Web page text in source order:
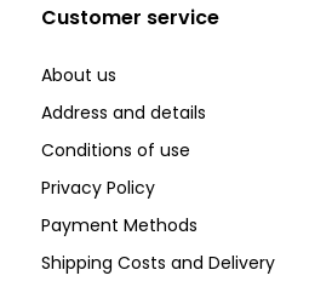
Customer service
About us
Address and details
Conditions of use
Privacy Policy
Payment Methods
Shipping Costs and Delivery